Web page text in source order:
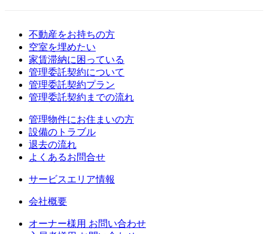
不動産をお持ちの方
空室を埋めたい
家賃滞納に困っている
管理委託契約について
管理委託契約プラン
管理委託契約までの流れ
管理物件にお住まいの方
設備のトラブル
退去の流れ
よくあるお問合せ
サービスエリア情報
会社概要
オーナー様用 お問い合わせ